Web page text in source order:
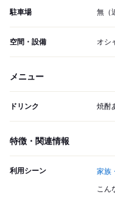
駐車場 無（
空間・設備 オシ
メニュー
ドリンク 焼酎
特徴・関連情報
利用シーン 家族
こん